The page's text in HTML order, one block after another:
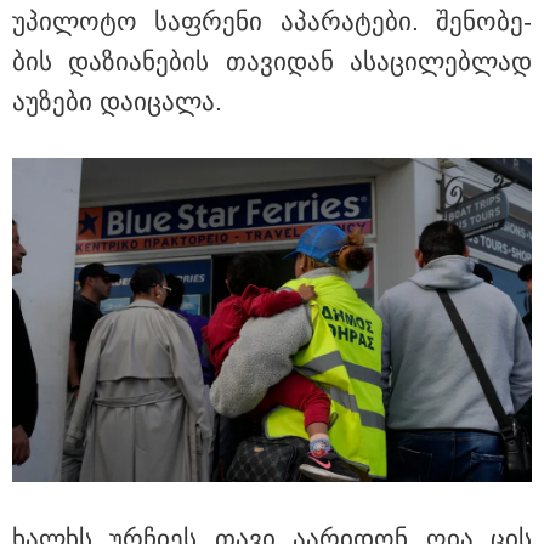
15:47 / 07-08-2026
Tower Group და BREEAM - ხარისხის საერთაშორისო
სტანდარტი ქართულ დეველოპმენტში
უპი­ლო­ტო საფ­რე­ნი აპა­რა­ტე­ბი. შე­ნო­ბე­
ბის და­ზი­ა­ნე­ბის თა­ვი­დან ასა­ცი­ლებ­ლად
აუ­ზე­ბი და­ი­ცა­ლა.